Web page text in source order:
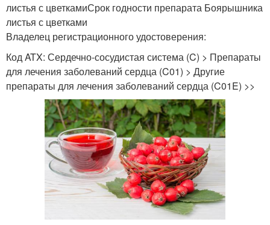
листья с цветкамиСрок годности препарата Боярышника
листья с цветками
Владелец регистрационного удостоверения:
Код ATX: Сердечно-сосудистая система (C) > Препараты
для лечения заболеваний сердца (C01) > Другие
препараты для лечения заболеваний сердца (C01E) >>